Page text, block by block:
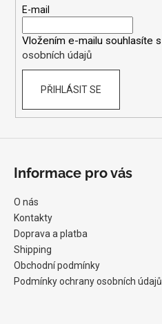
E-mail
Vložením e-mailu souhlasíte s
osobních údajů
PŘIHLÁSIT SE
Informace pro vás
O nás
Kontakty
Doprava a platba
Shipping
Obchodní podmínky
Podmínky ochrany osobních údajů